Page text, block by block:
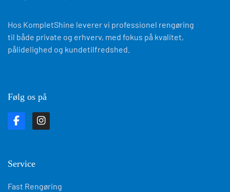
Hos KompletShine leverer vi professionel rengøring
til både private og erhverv, med fokus på kvalitet,
pålidelighed og kundetilfredshed.
Følg os på
Service
Fast Rengøring